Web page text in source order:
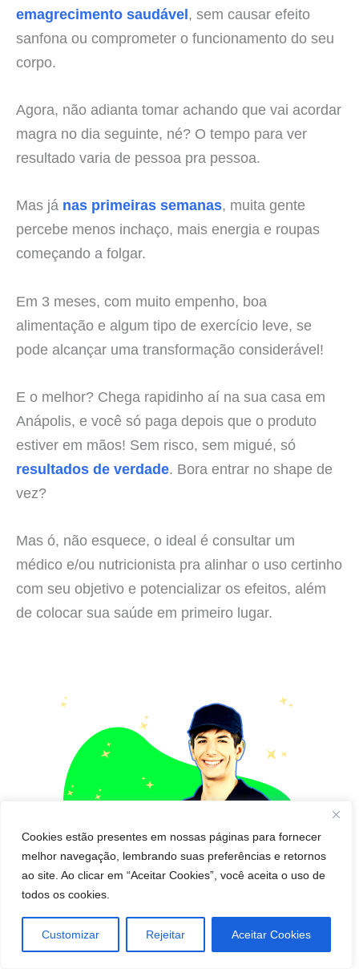
Cookies estão presentes em nossas páginas para fornecer
melhor navegação, lembrando suas preferências e retornos
ao site. Ao clicar em “Aceitar Cookies”, você aceita o uso de
todos os cookies.
Customizar Rejeitar Aceitar Cookies
emagrecimento saudável, sem causar efeito
sanfona ou comprometer o funcionamento do seu
corpo.
Agora, não adianta tomar achando que vai acordar
magra no dia seguinte, né? O tempo para ver
resultado varia de pessoa pra pessoa.
Mas já nas primeiras semanas, muita gente
percebe menos inchaço, mais energia e roupas
começando a folgar.
Em 3 meses, com muito empenho, boa
alimentação e algum tipo de exercício leve, se
pode alcançar uma transformação considerável!
E o melhor? Chega rapidinho aí na sua casa em
Anápolis, e você só paga depois que o produto
estiver em mãos! Sem risco, sem migué, só
resultados de verdade. Bora entrar no shape de
vez?
Mas ó, não esquece, o ideal é consultar um
médico e/ou nutricionista pra alinhar o uso certinho
com seu objetivo e potencializar os efeitos, além
de colocar sua saúde em primeiro lugar.